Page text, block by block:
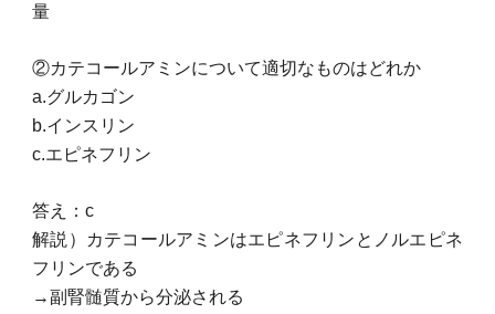
量
②カテコールアミンについて適切なものはどれか
a.グルカゴン
b.インスリン
c.エピネフリン
答え：c
解説）カテコールアミンはエピネフリンとノルエピネ
フリンである
→副腎髄質から分泌される